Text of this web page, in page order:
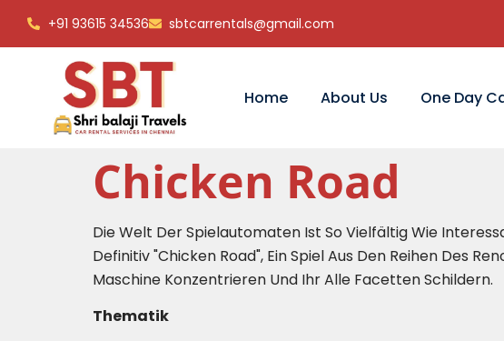
+91 93615 34536 sbtcarrentals@gmail.com
Home About Us One Day
Chicken Road
Die Welt Der Spielautomaten Ist So Vielfältig Wie
Definitiv "Chicken Road", Ein Spiel Aus Den Reihen Des
Maschine Konzentrieren Und Ihr Alle Facetten Schildern.
Thematik